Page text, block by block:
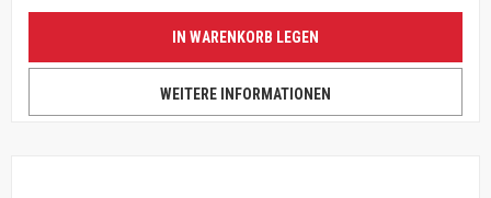
IN WARENKORB LEGEN
WEITERE INFORMATIONEN